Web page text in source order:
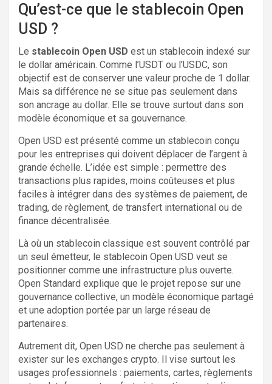
Qu’est-ce que le stablecoin Open
USD ?
Le stablecoin Open USD est un stablecoin indexé sur
le dollar américain. Comme l’USDT ou l’USDC, son
objectif est de conserver une valeur proche de 1 dollar.
Mais sa différence ne se situe pas seulement dans
son ancrage au dollar. Elle se trouve surtout dans son
modèle économique et sa gouvernance.
Open USD est présenté comme un stablecoin conçu
pour les entreprises qui doivent déplacer de l’argent à
grande échelle. L’idée est simple : permettre des
transactions plus rapides, moins coûteuses et plus
faciles à intégrer dans des systèmes de paiement, de
trading, de règlement, de transfert international ou de
finance décentralisée.
Là où un stablecoin classique est souvent contrôlé par
un seul émetteur, le stablecoin Open USD veut se
positionner comme une infrastructure plus ouverte.
Open Standard explique que le projet repose sur une
gouvernance collective, un modèle économique partagé
et une adoption portée par un large réseau de
partenaires.
Autrement dit, Open USD ne cherche pas seulement à
exister sur les exchanges crypto. Il vise surtout les
usages professionnels : paiements, cartes, règlements